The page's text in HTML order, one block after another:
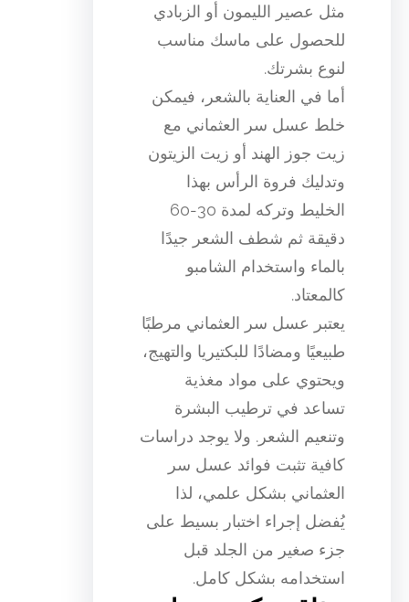
مثل عصير الليمون أو الزبادي
للحصول على ماسك مناسب
لنوع بشرتك.
أما في العناية بالشعر، فيمكن
خلط عسل سر العثماني مع
زيت جوز الهند أو زيت الزيتون
وتدليك فروة الرأس بهذا
الخليط وتركه لمدة 30-60
دقيقة ثم شطف الشعر جيدًا
بالماء واستخدام الشامبو
كالمعتاد.
يعتبر عسل سر العثماني مرطبًا
طبيعيًا ومضادًا للبكتيريا والتهيج،
ويحتوي على مواد مغذية
تساعد في ترطيب البشرة
وتنعيم الشعر. ولا يوجد دراسات
كافية تثبت فوائد عسل سر
العثماني بشكل علمي، لذا
يُفضل إجراء اختبار بسيط على
جزء صغير من الجلد قبل
استخدامه بشكل كامل.